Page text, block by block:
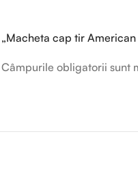
cap tir
Câmpurile obligatorii sunt